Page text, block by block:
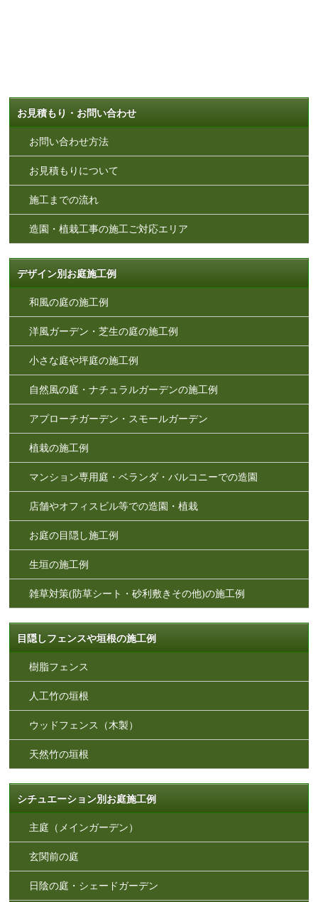
お見積もり・お問い合わせ
お問い合わせ方法
お見積もりについて
施工までの流れ
造園・植栽工事の施工ご対応エリア
デザイン別お庭施工例
和風の庭の施工例
洋風ガーデン・芝生の庭の施工例
小さな庭や坪庭の施工例
自然風の庭・ナチュラルガーデンの施工例
アプローチガーデン・スモールガーデン
植栽の施工例
マンション専用庭・ベランダ・バルコニーでの造園
店舗やオフィスビル等での造園・植栽
お庭の目隠し施工例
生垣の施工例
雑草対策(防草シート・砂利敷きその他)の施工例
目隠しフェンスや垣根の施工例
樹脂フェンス
人工竹の垣根
ウッドフェンス（木製）
天然竹の垣根
シチュエーション別お庭施工例
主庭（メインガーデン）
玄関前の庭
日陰の庭・シェードガーデン